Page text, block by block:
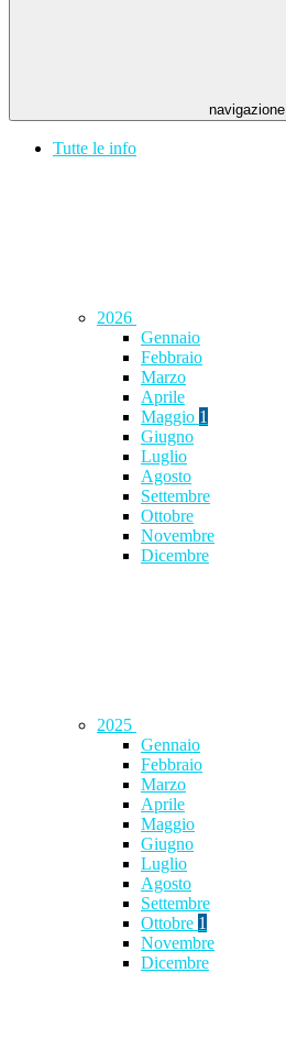
navigazione
Tutte le info
2026
Gennaio
Febbraio
Marzo
Aprile
Maggio 1
Giugno
Luglio
Agosto
Settembre
Ottobre
Novembre
Dicembre
2025
Gennaio
Febbraio
Marzo
Aprile
Maggio
Giugno
Luglio
Agosto
Settembre
Ottobre 1
Novembre
Dicembre